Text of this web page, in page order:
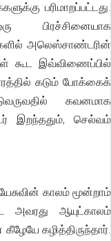
பரிமாறப்பட்டது.
பிரச்சினையாக
அலெஸ்சாண்டரின்
கூட இவ்விணைப்பில்
கடும் போக்கைக்
கவனமாக
இறந்ததும், செல்வம்
காலம் மூன்றாம்
அவரது ஆயுட்காலம்
கழித்திருந்தார்.